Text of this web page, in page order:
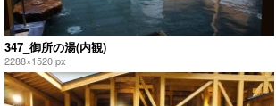
347_御所の湯(内観)
2288×1520 px